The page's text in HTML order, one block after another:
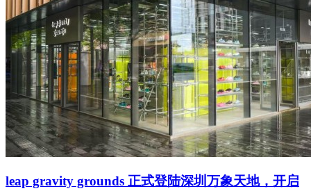
leap gravity grounds 正式登陆深圳万象天地，开启